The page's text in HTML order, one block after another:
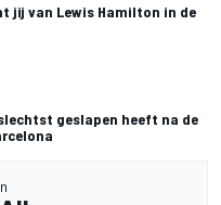
jij van Lewis Hamilton in de
geslapen heeft na de